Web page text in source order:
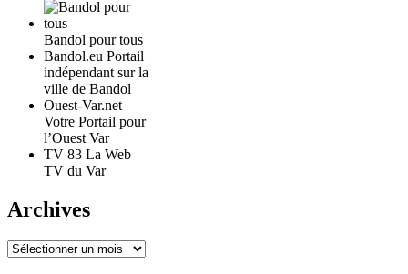
Bandol pour tous
Bandol.eu Portail
indépendant sur la
ville de Bandol
Ouest-Var.net
Votre Portail pour
l’Ouest Var
TV 83 La Web
TV du Var
Archives
Archives